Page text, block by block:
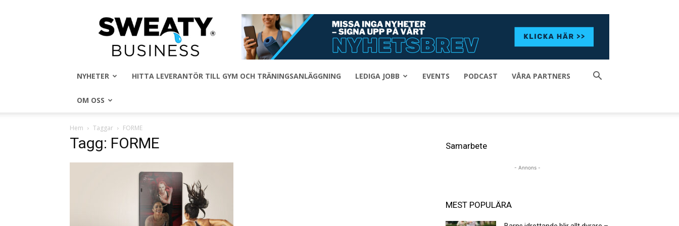
Sweaty
Business
NYHETER HITTA LEVERANTÖR TILL GYM OCH TRÄNINGSANLÄGGNING LEDIGA JOBB EVENTS PODCAST VÅRA PARTNERS
OM OSS
Hem Taggar FORME
Tagg: FORME Samarbete
- Annons -
MEST POPULÄRA